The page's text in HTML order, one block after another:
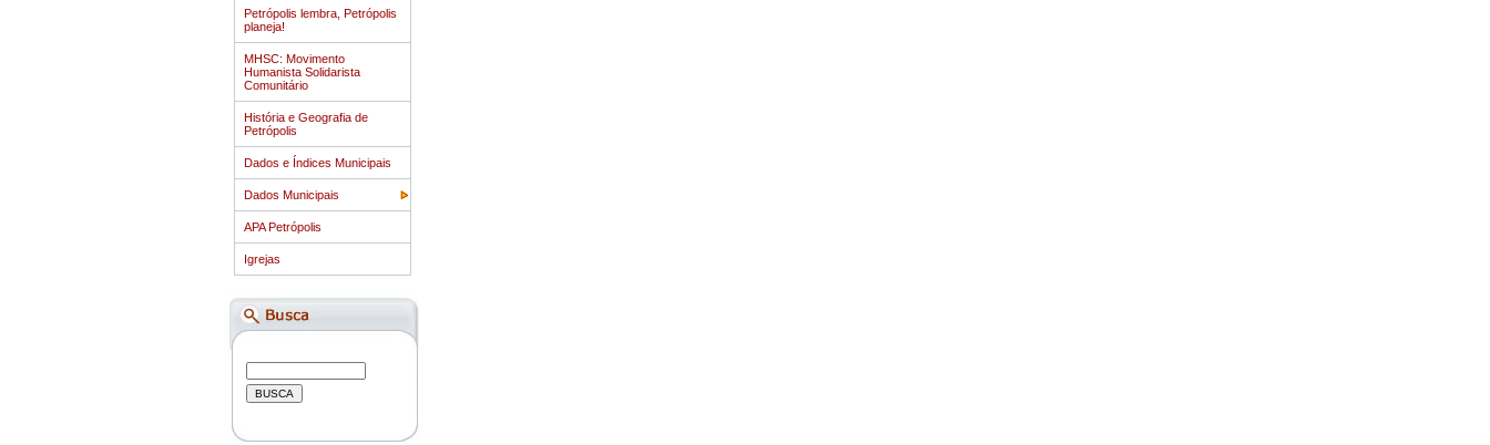
Petrópolis lembra, Petrópolis
planeja!
MHSC: Movimento
Humanista Solidarista
Comunitário
História e Geografia de
Petrópolis
Dados e Índices Municipais
Dados Municipais
APA Petrópolis
Igrejas